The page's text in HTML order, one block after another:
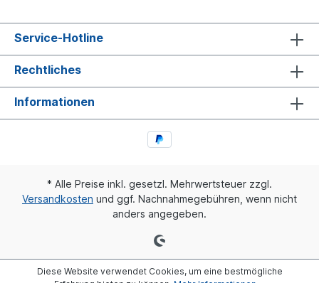
Service-Hotline
Rechtliches
Informationen
* Alle Preise inkl. gesetzl. Mehrwertsteuer zzgl.
Versandkosten und ggf. Nachnahmegebühren, wenn nicht
anders angegeben.
Diese Website verwendet Cookies, um eine bestmögliche